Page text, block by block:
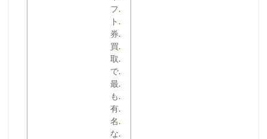
フ
ト
券
買
取
で
最
も
有
名
な